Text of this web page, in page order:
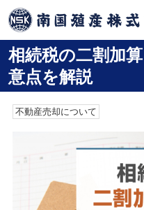
相続税の二割加
意点を解説
不動産売却について